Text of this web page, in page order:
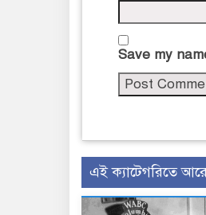
Save my
এই ক্যাটেগরিতে